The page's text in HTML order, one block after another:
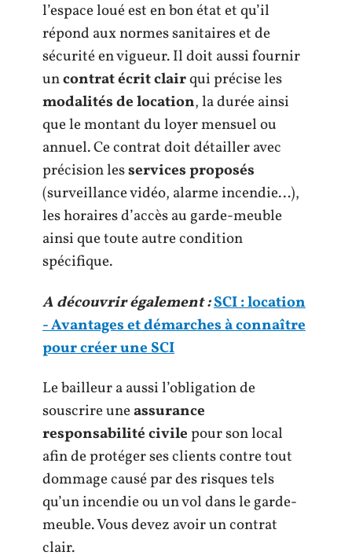
l’espace loué est en bon état et qu’il
répond aux normes sanitaires et de
sécurité en vigueur. Il doit aussi fournir
uncontrat écrit clairqui précise les
modalités de location, la durée ainsi
que le montant du loyer mensuel ou
annuel. Ce contrat doit détailler avec
précision lesservices proposés
(surveillance vidéo, alarme incendie…),
les horaires d’accès au garde-meuble
ainsi que toute autre condition
spécifique.
A découvrir également :SCI : location
- Avantages et démarches à connaître
pour créer une SCI
Le bailleur a aussi l’obligation de
souscrire uneassurance
responsabilité civilepour son local
afin de protéger ses clients contre tout
dommage causé par des risques tels
qu’un incendie ou un vol dans le garde-
meuble. Vous devez avoir un contrat
clair.